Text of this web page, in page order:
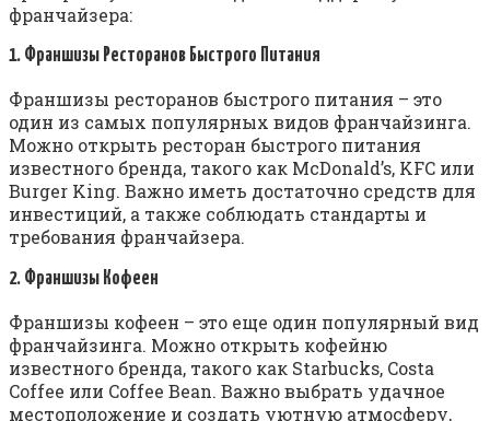
франчайзера:
1. Франшизы Ресторанов Быстрого Питания
Франшизы ресторанов быстрого питания – это
один из самых популярных видов франчайзинга.
Можно открыть ресторан быстрого питания
известного бренда, такого как McDonald’s, KFC или
Burger King. Важно иметь достаточно средств для
инвестиций, а также соблюдать стандарты и
требования франчайзера.
2. Франшизы Кофеен
Франшизы кофеен – это еще один популярный вид
франчайзинга. Можно открыть кофейню
известного бренда, такого как Starbucks, Costa
Coffee или Coffee Bean. Важно выбрать удачное
местоположение и создать уютную атмосферу,